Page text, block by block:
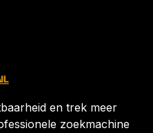
en trek meer
zoekmachine